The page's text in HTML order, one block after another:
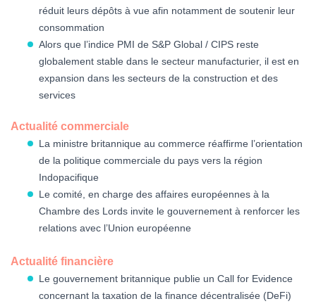
réduit leurs dépôts à vue afin notamment de soutenir leur
consommation
Alors que l’indice PMI de S&P Global / CIPS reste
globalement stable dans le secteur manufacturier, il est en
expansion dans les secteurs de la construction et des
services
Actualité commerciale
La ministre britannique au commerce réaffirme l’orientation
de la politique commerciale du pays vers la région
Indopacifique
Le comité, en charge des affaires européennes à la
Chambre des Lords invite le gouvernement à renforcer les
relations avec l’Union européenne
Actualité financière
Le gouvernement britannique publie un Call for Evidence
concernant la taxation de la finance décentralisée (DeFi)